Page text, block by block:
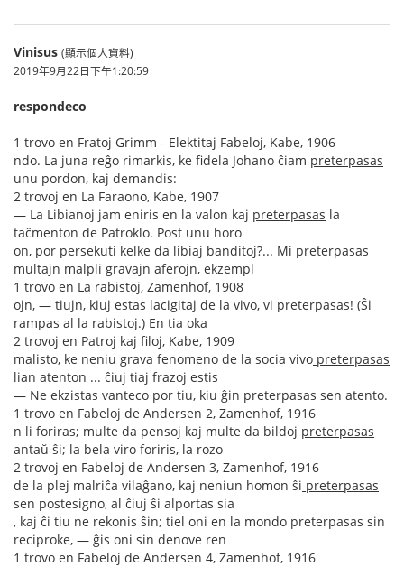
Vinisus (顯示個人資料)
2019年9月22日下午1:20:59
respondeco
1 trovo en Fratoj Grimm - Elektitaj Fabeloj, Kabe, 1906
ndo. La juna reĝo rimarkis, ke fidela Johano ĉiam preterpasas
unu pordon, kaj demandis:
2 trovoj en La Faraono, Kabe, 1907
— La Libianoj jam eniris en la valon kaj preterpasas la
taĉmenton de Patroklo. Post unu horo
on, por persekuti kelke da libiaj banditoj?... Mi preterpasas
multajn malpli gravajn aferojn, ekzempl
1 trovo en La rabistoj, Zamenhof, 1908
ojn, — tiujn, kiuj estas lacigitaj de la vivo, vi preterpasas! (Ŝi
rampas al la rabistoj.) En tia oka
2 trovoj en Patroj kaj filoj, Kabe, 1909
malisto, ke neniu grava fenomeno de la socia vivo preterpasas
lian atenton ... ĉiuj tiaj frazoj estis
— Ne ekzistas vanteco por tiu, kiu ĝin preterpasas sen atento.
1 trovo en Fabeloj de Andersen 2, Zamenhof, 1916
n li foriras; multe da pensoj kaj multe da bildoj preterpasas
antaŭ ŝi; la bela viro foriris, la rozo
2 trovoj en Fabeloj de Andersen 3, Zamenhof, 1916
de la plej malriĉa vilaĝano, kaj neniun homon ŝi preterpasas
sen postesigno, al ĉiuj ŝi alportas sia
, kaj ĉi tiu ne rekonis ŝin; tiel oni en la mondo preterpasas sin
reciproke, — ĝis oni sin denove ren
1 trovo en Fabeloj de Andersen 4, Zamenhof, 1916